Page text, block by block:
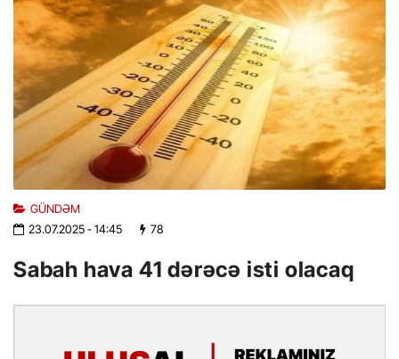
GÜNDƏM
23.07.2025- 14:45 78
Sabah hava 41 dərəcə isti olacaq